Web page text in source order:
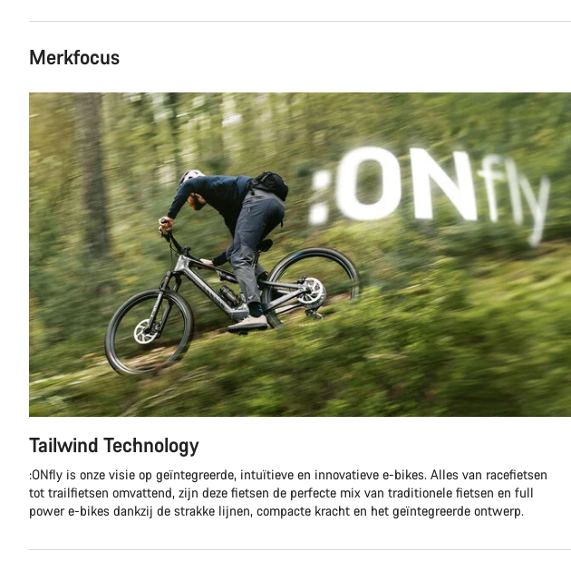
Merkfocus
Tailwind Technology
:ONfly is onze visie op geïntegreerde, intuïtieve en innovatieve e-bikes. Alles van racefietsen
tot trailfietsen omvattend, zijn deze fietsen de perfecte mix van traditionele fietsen en full
power e-bikes dankzij de strakke lijnen, compacte kracht en het geïntegreerde ontwerp.